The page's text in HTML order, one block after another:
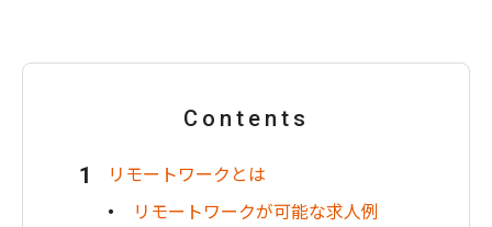
Contents
リモートワークとは
リモートワークが可能な求人例